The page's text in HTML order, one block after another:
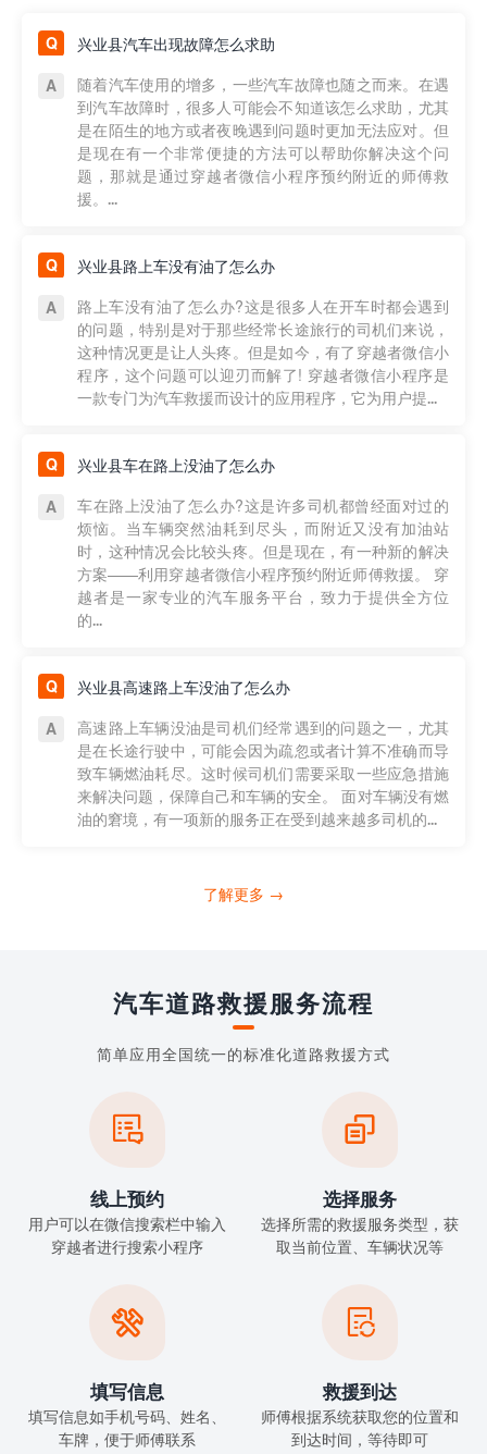
兴业县汽车出现故障怎么求助
随着汽车使用的增多，一些汽车故障也随之而来。在遇
到汽车故障时，很多人可能会不知道该怎么求助，尤其
是在陌生的地方或者夜晚遇到问题时更加无法应对。但
是现在有一个非常便捷的方法可以帮助你解决这个问
题，那就是通过穿越者微信小程序预约附近的师傅救
援。...
兴业县路上车没有油了怎么办
路上车没有油了怎么办?这是很多人在开车时都会遇到
的问题，特别是对于那些经常长途旅行的司机们来说，
这种情况更是让人头疼。但是如今，有了穿越者微信小
程序，这个问题可以迎刃而解了! 穿越者微信小程序是
一款专门为汽车救援而设计的应用程序，它为用户提...
兴业县车在路上没油了怎么办
车在路上没油了怎么办?这是许多司机都曾经面对过的
烦恼。当车辆突然油耗到尽头，而附近又没有加油站
时，这种情况会比较头疼。但是现在，有一种新的解决
方案——利用穿越者微信小程序预约附近师傅救援。 穿
越者是一家专业的汽车服务平台，致力于提供全方位
的...
兴业县高速路上车没油了怎么办
高速路上车辆没油是司机们经常遇到的问题之一，尤其
是在长途行驶中，可能会因为疏忽或者计算不准确而导
致车辆燃油耗尽。这时候司机们需要采取一些应急措施
来解决问题，保障自己和车辆的安全。 面对车辆没有燃
油的窘境，有一项新的服务正在受到越来越多司机的...
了解更多 →
汽车道路救援服务流程
简单应用全国统一的标准化道路救援方式

线上预约
用户可以在微信搜索栏中输入
穿越者进行搜索小程序

选择服务
选择所需的救援服务类型，获
取当前位置、车辆状况等

填写信息
填写信息如手机号码、姓名、
车牌，便于师傅联系

救援到达
师傅根据系统获取您的位置和
到达时间，等待即可